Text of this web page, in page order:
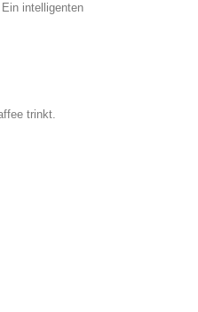
intelligenten
trinkt.